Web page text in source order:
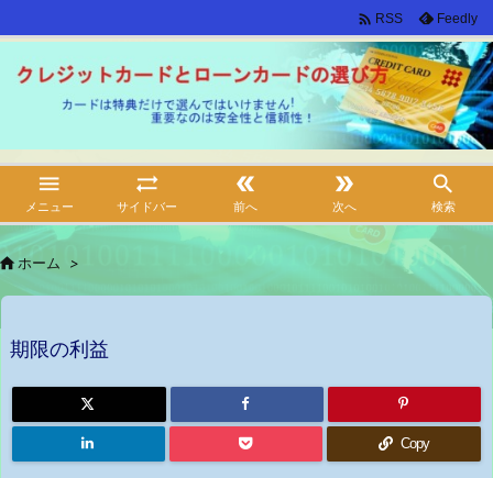

メニュー

サイドバー

前へ

次へ

検索
 RSS Feedly
ホーム >
期限の利益
Copy